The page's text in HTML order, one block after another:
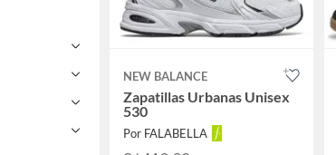
NEW BALANCE
Zapatillas Urbanas Unisex
530
Por FALABELLA